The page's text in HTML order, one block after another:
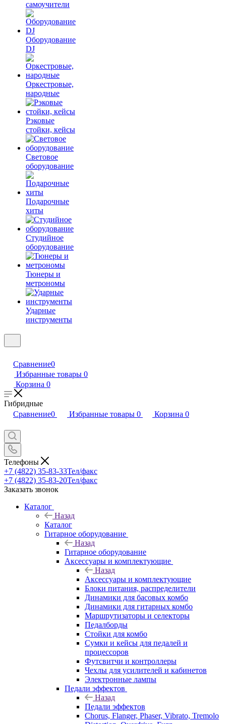
самоучители
Оборудование
DJ
Оркестровые,
народные
Рэковые
стойки, кейсы
Световое
оборудование
Подарочные
хиты
Студийное
оборудование
Тюнеры и
метрономы
Ударные
инструменты
Сравнение0
Избранные товары 0
Корзина 0
Гибридные
Сравнение0 Избранные товары 0 Корзина 0
Телефоны
+7 (4822) 35-83-33Тел/факс
+7 (4822) 35-83-20Тел/факс
Заказать звонок
Каталог
Назад
Каталог
Гитарное оборудование
Назад
Гитарное оборудование
Аксессуары и комплектующие
Назад
Аксессуары и комплектующие
Блоки питания, распределители
Динамики для басовых комбо
Динамики для гитарных комбо
Маршрутизаторы и селекторы
Педалборды
Стойки для комбо
Сумки и кейсы для педалей и
процессоров
Футсвитчи и контроллеры
Чехлы для усилителей и кабинетов
Электронные лампы
Педали эффектов
Назад
Педали эффектов
Chorus, Flanger, Phaser, Vibrato, Tremolo